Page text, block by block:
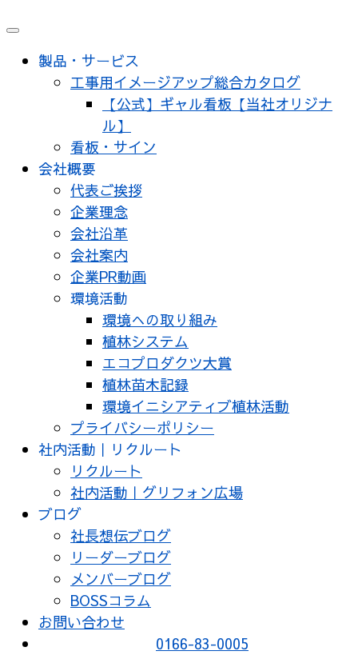
メ
製品・サービス
工事用イメージアップ総合カタログ
【公式】ギャル看板【当社オリジナ
ル】
看板・サイン
会社概要
代表ご挨拶
企業理念
会社沿革
会社案内
企業PR動画
環境活動
環境への取り組み
植林システム
エコプロダクツ大賞
植林苗木記録
環境イニシアティブ植林活動
プライバシーポリシー
社内活動｜リクルート
リクルート
社内活動｜グリフォン広場
ブログ
社長想伝ブログ
リーダーブログ
メンバーブログ
BOSSコラム
お問い合わせ
0166-83-0005